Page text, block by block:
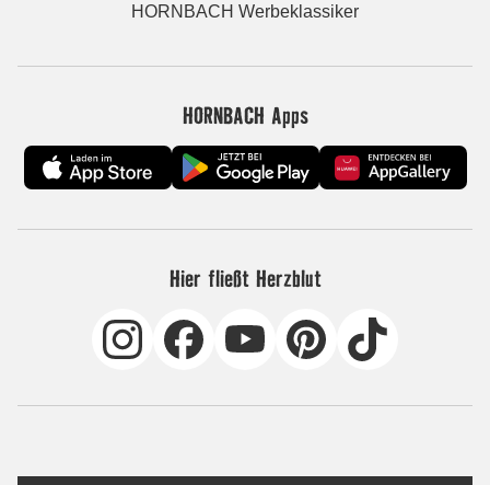
HORNBACH Werbeklassiker
HORNBACH Apps
Hier fließt Herzblut